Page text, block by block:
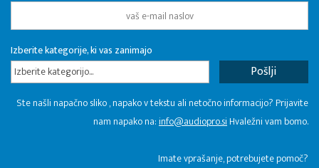
Izberite kategorije, ki vas zanimajo
Izberite kategorijo...
Ste našli napačno sliko , napako v tekstu ali netočno informacijo? Prijavite
nam napako na:info@audiopro.siHvaležni vam bomo.
Imate vprašanje, potrebujete pomoč?